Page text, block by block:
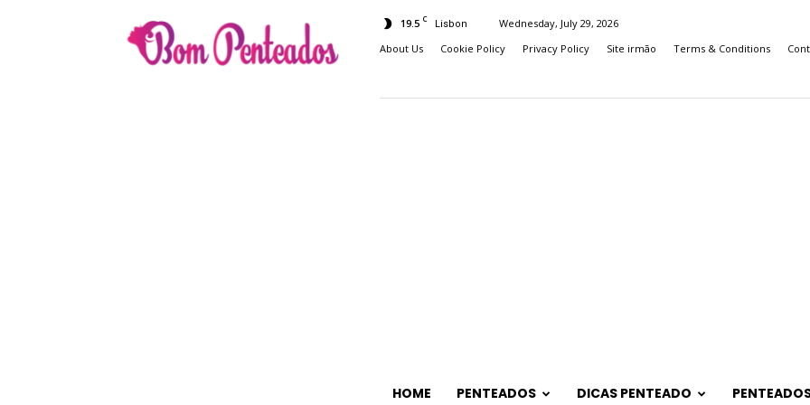
Penteados
19.5 C Lisbon
Wednesday, July 29, 2026
About Us
Cookie Policy Privacy Policy Site irmão Terms & Conditions
HOME PENTEADOS DICAS PENTEADO